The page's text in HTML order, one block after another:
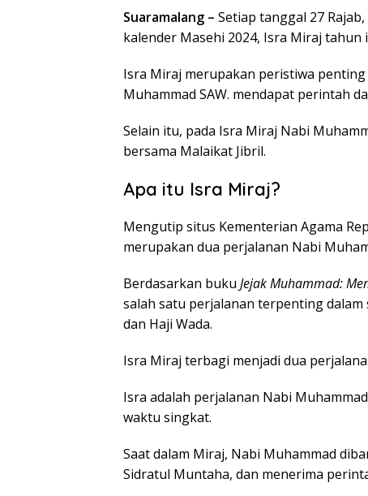
Suaramalang – Setiap tanggal 27
kalender Masehi 2024, Isra Miraj
Isra Miraj merupakan peristiwa
Muhammad SAW. mendapat perintah
Selain itu, pada Isra Miraj Nabi
bersama Malaikat Jibril.
Apa itu Isra Miraj?
Mengutip situs Kementerian Agama
merupakan dua perjalanan Nabi
Berdasarkan buku Jejak Muhammad:
salah satu perjalanan terpenting dalam
dan Haji Wada.
Isra Miraj terbagi menjadi dua
Isra adalah perjalanan Nabi
waktu singkat.
Saat dalam Miraj, Nabi Muhammad
Sidratul Muntaha, dan menerima